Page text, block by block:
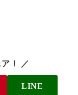
！ ／
LINE